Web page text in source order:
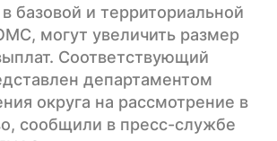
базовой и территориальной
могут увеличить размер
Соответствующий
департаментом
округа на рассмотрение в
сообщили в пресс-службе